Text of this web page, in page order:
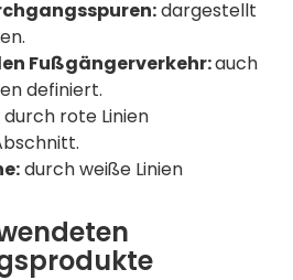
dargestellt
Fußgängerverkehr:auch
definiert.
durch rote Linien
durch weiße Linien